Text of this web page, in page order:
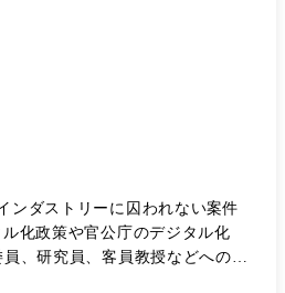
ンダストリーに囚われない案件
政策や官公庁のデジタル化
研究員、客員教授などへの就